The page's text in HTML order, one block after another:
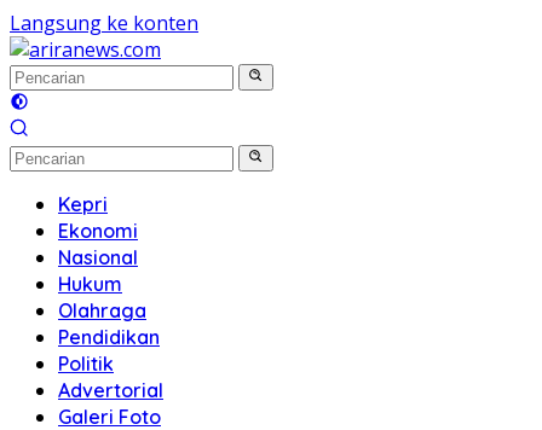
Langsung ke konten
Kepri
Ekonomi
Nasional
Hukum
Olahraga
Pendidikan
Politik
Advertorial
Galeri Foto